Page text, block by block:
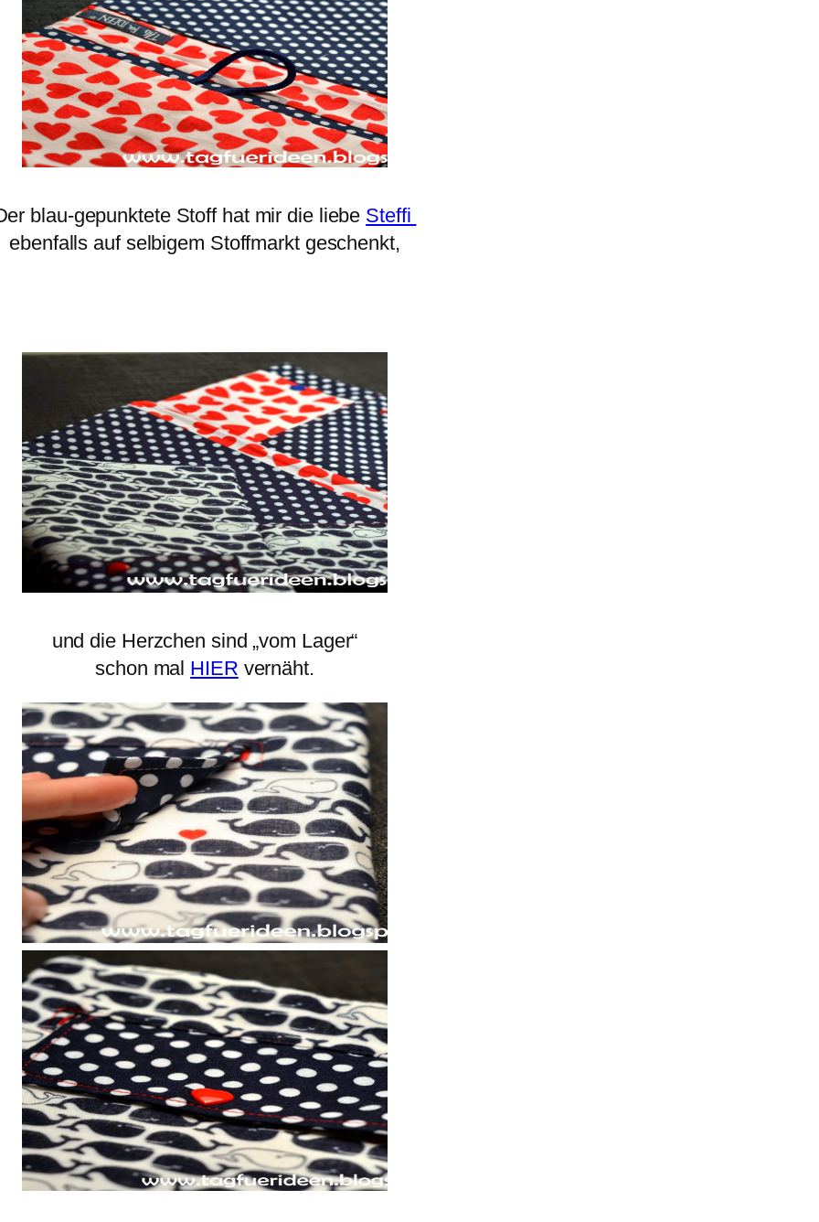
blau-gepunktete Stoff hat mir die liebe Steffi
ebenfalls auf selbigem Stoffmarkt geschenkt,
und die Herzchen sind „vom Lager“
schon mal HIER vernäht.